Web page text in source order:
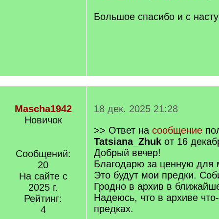
Большое спасибо и с
Mascha1942
Новичок
Сообщений:
20
На сайте с
2025 г.
Рейтинг:
4
18 дек. 2025 21:28
>> Ответ на сообщение
Tatsiana_Zhuk от 16
Добрый вечер!
Благодарю за ценную
Это будут мои предки.
Гродно в архив в
Надеюсь, что в архиве
предках.